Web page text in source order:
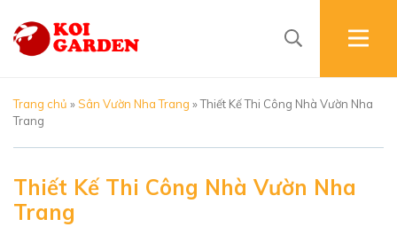
Trang chủ »Sân Vườn Nha Trang »Thiết Kế Thi Công Nhà Vườn Nha
Trang
Thiết Kế Thi Công Nhà Vườn Nha
Trang